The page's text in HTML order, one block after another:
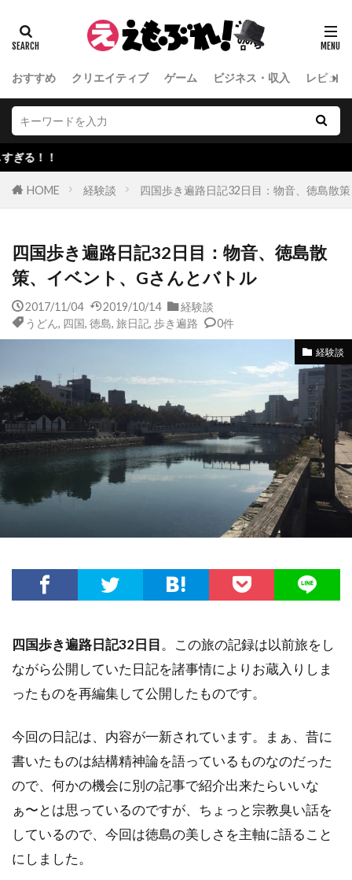
おすすめ クリエイティブ ゲーム ビジネス・収入 レビュー
HOME 経験談 四国歩き遍路日記32日目：物音、徳島散
四国歩き遍路日記32日目：物音、徳島散
策、イベント、Gさんとバトル
2017/11/04 2019/10/14
経験談
うどん, 四国, 徳島, 旅日記, 歩き遍路 0件
経験談
四国歩き遍路日記32日目。この旅の記録は以前旅をし
ながら公開していた日記を諸事情によりお蔵入りしま
ったものを再編集して公開したものです。
今回の日記は、内容が一新されています。まぁ、昔に
書いたものは結構精神論を語っているものなのだった
ので、何かの機会に別の記事で紹介出来たらいいな
ぁ〜とは思っているのですが、ちょっと宗教臭い話を
しているので、今回は徳島の美しさを主軸に語ること
にしました。